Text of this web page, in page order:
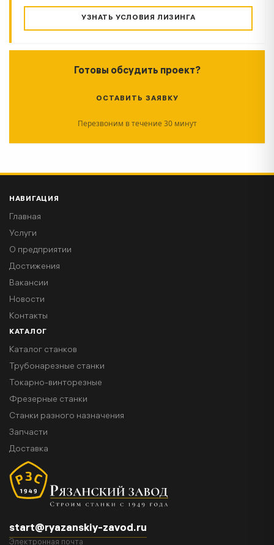
УЗНАТЬ УСЛОВИЯ ЛИЗИНГА
Готовы обсудить проект?
ОСТАВИТЬ ЗАЯВКУ
Перезвоним в течение 30 минут
start@ryazanskiy-zavod.ru
Электронная почта
НАВИГАЦИЯ
Главная
Услуги
О предприятии
Достижения
Вакансии
Новости
Контакты
КАТАЛОГ
Каталог станков
Трубонарезные станки
Токарно-винторезные
Фрезерные станки
Станки разного назначения
Запчасти
Доставка